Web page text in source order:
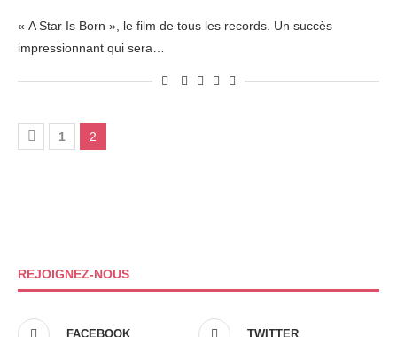
« A Star Is Born », le film de tous les records. Un succès
impressionnant qui sera…
1 2
REJOIGNEZ-NOUS
FACEBOOK TWITTER